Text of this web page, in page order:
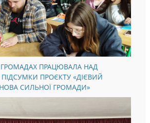
ПРАЦЮВАЛА НАД
ПРОЄКТУ «ДІЄВИЙ
СИЛЬНОЇ ГРОМАДИ»